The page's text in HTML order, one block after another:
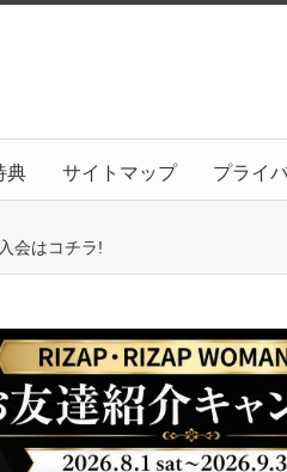
典 サイトマップ プライ
会はコチラ!